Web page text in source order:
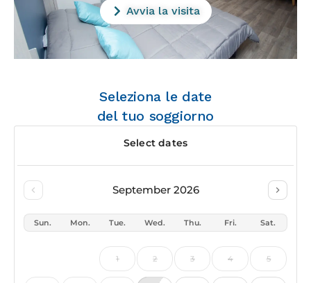
Avvia la visita
Seleziona le date
del tuo soggiorno